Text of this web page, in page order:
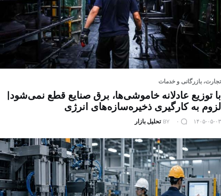
تجارت، بازرگانی و خدمات
با توزیع عادلانه خاموشی‌ها، برق صنایع قطع نمی‌شود|
لزوم به کارگیری ذخیره‌سازه‌های انرژی
۱۴۰۵-۰۵-۰۳ ۰ BY تحلیل بازار